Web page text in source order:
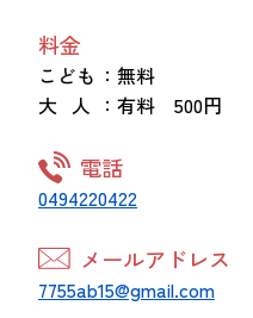
料金
こども ：無料
大 人 ：有料 500円
電話
0494220422
メールアドレス
7755ab15@gmail.com